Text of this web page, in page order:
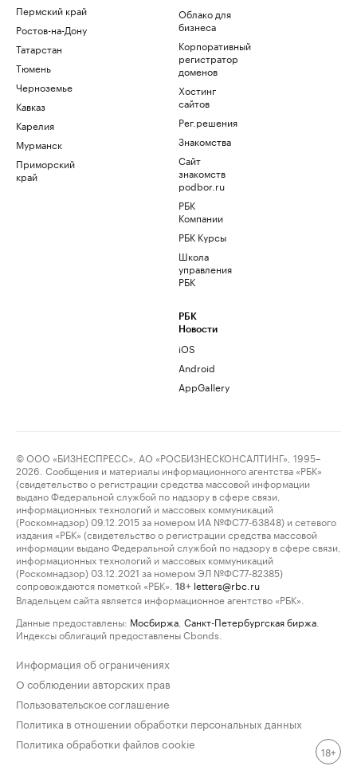
Пермский край
Ростов-на-Дону
Татарстан
Тюмень
Черноземье
Кавказ
Карелия
Мурманск
Приморский
край
Облако для
бизнеса
Корпоративный
регистратор
доменов
Хостинг
сайтов
Рег.решения
Знакомства
Сайт
знакомств
podbor.ru
РБК
Компании
РБК Курсы
Школа
управления
РБК
РБК
Новости
iOS
Android
AppGallery
© ООО «БИЗНЕСПРЕСС», АО «РОСБИЗНЕСКОНСАЛТИНГ», 1995–
2026. Сообщения и материалы информационного агентства «РБК»
(свидетельство о регистрации средства массовой информации
выдано Федеральной службой по надзору в сфере связи,
информационных технологий и массовых коммуникаций
(Роскомнадзор) 09.12.2015 за номером ИА №ФС77-63848) и сетевого
издания «РБК» (свидетельство о регистрации средства массовой
информации выдано Федеральной службой по надзору в сфере связи,
информационных технологий и массовых коммуникаций
(Роскомнадзор) 03.12.2021 за номером ЭЛ №ФС77-82385)
сопровождаются пометкой «РБК».
18+ letters@rbc.ru
Владельцем сайта является информационное агентство «РБК».
Данные предоставлены: Мосбиржа Санкт-Петербургская биржа
Индексы облигаций предоставлены Cbonds.
Информация об ограничениях
О соблюдении авторских прав
Пользовательское соглашение
Политика в отношении обработки персональных данных
Политика обработки файлов cookie
18+